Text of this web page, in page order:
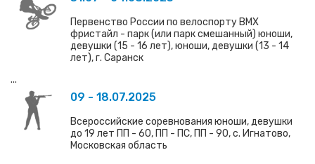
Первенство России по велоспорту ВМХ
фристайл - парк (или парк смешанный) юноши,
девушки (15 - 16 лет), юноши, девушки (13 - 14
лет), г. Саранск
...
09 - 18.07.2025
Всероссийские соревнования юноши, девушки
до 19 лет ПП - 60, ПП - ПС, ПП - 90, с. Игнатово,
Московская область